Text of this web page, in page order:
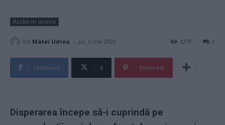
Război în Ucraina
De Matei Udrea - joi, 5 mai 2022 0
3279
Facebook X Pinterest
Disperarea începe să-i cuprindă pe